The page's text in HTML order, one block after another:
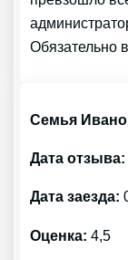
Обязательно
Семья
Дата отзыва:
Дата заезда:
Оценка: 4,5